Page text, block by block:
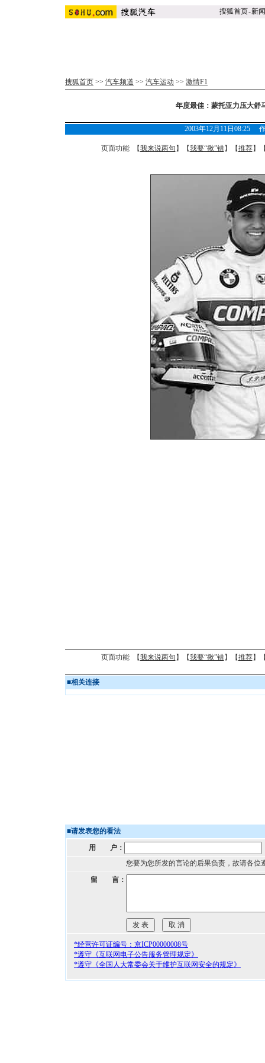
搜狐首页-新闻
搜狐首页 >> 汽车频道 >> 汽车运动 >> 激情F1
年度最佳：蒙托亚力压大舒
2003年12月11日08:25
页面功能 【我来说两句 】【我要“揪”错】【推荐】
页面功能 【我来说两句 】【我要“揪”错】【推荐】
■相关连接
■请发表您的看法
用 户：
您要为您所发的言论的后果负责，故请各位
留 言：
*经营许可证编号：京ICP00000008号
*遵守《互联网电子公告服务管理规定》
*遵守《全国人大常委会关于维护互联网安全的规定》